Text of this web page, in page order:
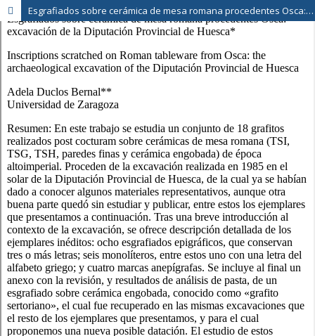
Esgrafiados sobre cerámica de mesa romana procedentes Osca: excavación de la Diputación Provincial de Huesca